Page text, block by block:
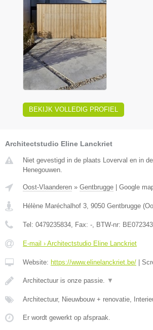
BEKIJK VOLLEDIG PROFIEL
Architectstudio Eline Lanckriet
Niet gevestigd in de plaats Loverval en in
Henegouwen.
Oost-Vlaanderen » Gentbrugge Google
Hélène Maréchalhof 3 9050 Gentbrugge (
Tel: 0479235834 , Fax: - , BTW-nr:
E-mail › Architectstudio Eline Lanckriet
Website: https://www.elinelanckriet.be/
Architectuur is onze passie. ▼
Architectuur, Nieuwbouw + renovatie,
Er wordt gewerkt op afspraak.